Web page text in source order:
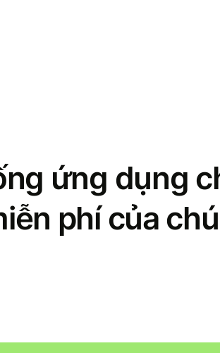
ứng dụng
phí của